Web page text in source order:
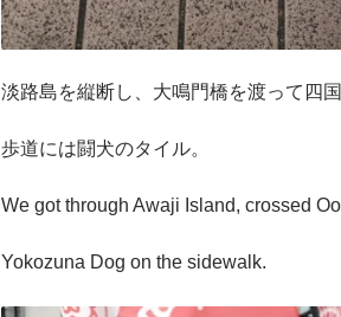
淡路島を縦断し、大鳴門橋を渡って四
歩道には闘犬のタイル。
We got through Awaji Island, crossed
Yokozuna Dog on the sidewalk.